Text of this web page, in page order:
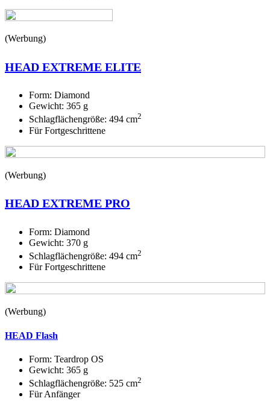
(Werbung)
HEAD EXTREME ELITE
Form: Diamond
Gewicht: 365 g
Schlagflächengröße: 494 cm2
Für Fortgeschrittene
(Werbung)
HEAD EXTREME PRO
Form: Diamond
Gewicht: 370 g
Schlagflächengröße: 494 cm2
Für Fortgeschrittene
(Werbung)
HEAD Flash
Form: Teardrop OS
Gewicht: 365 g
Schlagflächengröße: 525 cm2
Für Anfänger